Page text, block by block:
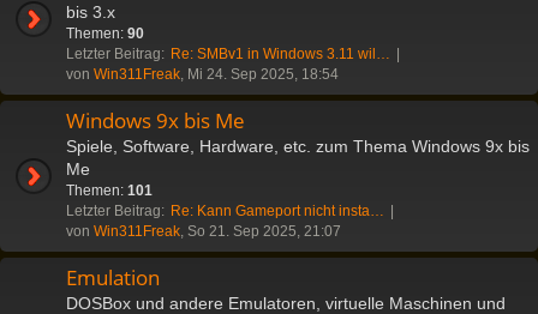
bis 3.x
Themen: 90
Letzter Beitrag: Re: SMBv1 in Windows 3.11 wil…
von Win311Freak, Mi 24. Sep 2025, 18:54
Windows 9x bis Me
Spiele, Software, Hardware, etc. zum Thema Windows 9x bis
Me
Themen: 101
Letzter Beitrag: Re: Kann Gameport nicht insta…
von Win311Freak, So 21. Sep 2025, 21:07
Emulation
DOSBox und andere Emulatoren, virtuelle Maschinen und